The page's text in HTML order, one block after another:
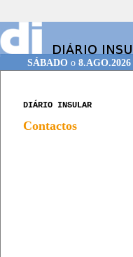
SÁBADOo 8.AGO.2026
DIÁRIO INSULAR
Contactos